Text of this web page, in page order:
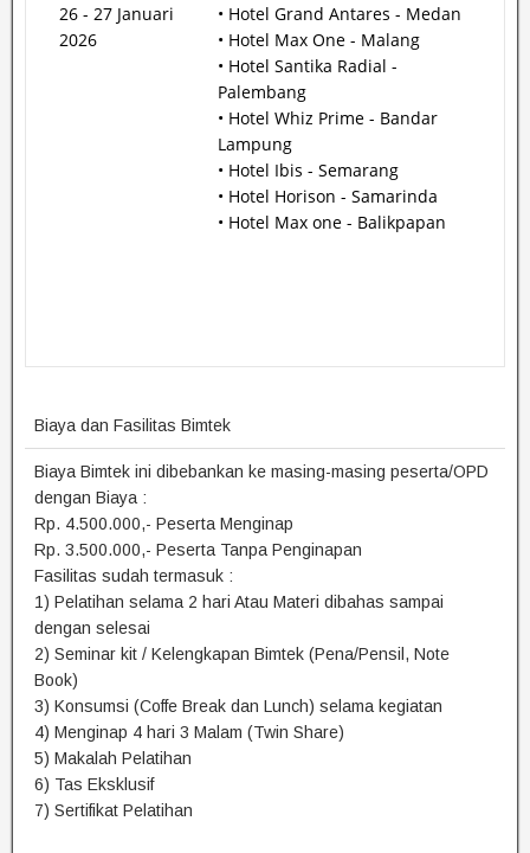
26 - 27 Januari
2026
• Hotel Grand Antares - Medan
• Hotel Max One - Malang
• Hotel Santika Radial -
Palembang
• Hotel Whiz Prime - Bandar
Lampung
• Hotel Ibis - Semarang
• Hotel Horison - Samarinda
• Hotel Max one - Balikpapan
Biaya dan Fasilitas Bimtek
Biaya Bimtek ini dibebankan ke masing-masing peserta/OPD
dengan Biaya :
Rp. 4.500.000,- Peserta Menginap
Rp. 3.500.000,- Peserta Tanpa Penginapan
Fasilitas sudah termasuk :
1) Pelatihan selama 2 hari Atau Materi dibahas sampai
dengan selesai
2) Seminar kit / Kelengkapan Bimtek (Pena/Pensil, Note
Book)
3) Konsumsi (Coffe Break dan Lunch) selama kegiatan
4) Menginap 4 hari 3 Malam (Twin Share)
5) Makalah Pelatihan
6) Tas Eksklusif
7) Sertifikat Pelatihan